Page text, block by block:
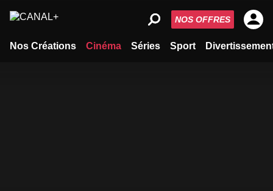
Nos Créations Cinéma Séries Sport
NOS OFFRES